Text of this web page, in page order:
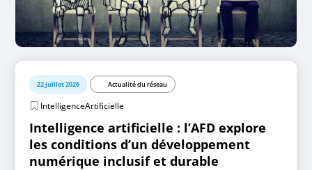
22 juillet 2026 Actualité du réseau
IntelligenceArtificielle
Intelligence artificielle : l’AFD explore
les conditions d’un développement
numérique inclusif et durable